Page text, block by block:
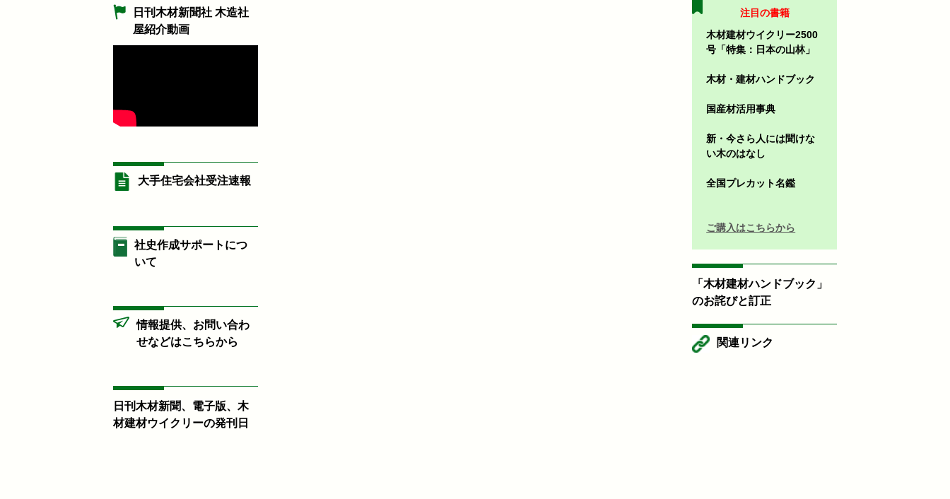
日刊木材新聞社 木造社
屋紹介動画
大手住宅会社受注速報
社史作成サポートにつ
いて
情報提供、お問い合わ
せなどはこちらから
日刊木材新聞、電子版、木
材建材ウイクリーの発刊日
注目の書籍
木材建材ウイクリー2500
号「特集：日本の山林」
木材・建材ハンドブック
国産材活用事典
新・今さら人には聞けな
い木のはなし
全国プレカット名鑑
ご購入はこちらから
「木材建材ハンドブック」
のお詫びと訂正
関連リンク